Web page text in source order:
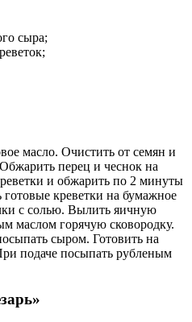
сыра;
масло. Очистить от семян и
перец и чеснок на
и обжарить по 2 минуты
креветки на бумажное
с солью. Вылить яичную
маслом горячую сковородку.
сыром. Готовить на
подаче посыпать рубленым